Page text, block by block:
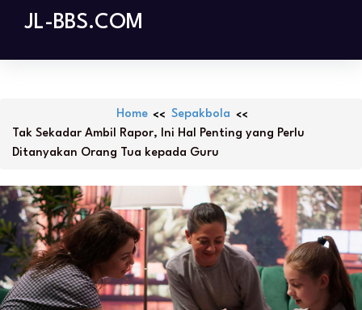
JL-BBS.COM
Home
Sepakbola
Tak Sekadar Ambil Rapor, Ini Hal Penting yang Perlu
Ditanyakan Orang Tua kepada Guru